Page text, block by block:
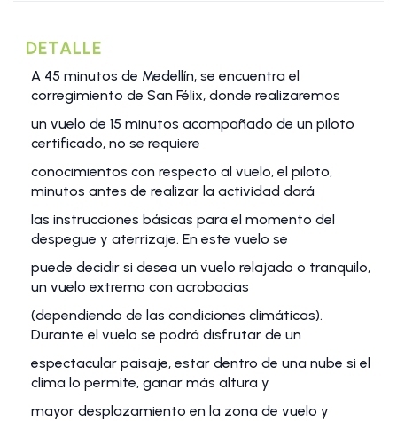
DETALLE
A 45 minutos de Medellín, se encuentra el
corregimiento de San Félix, donde realizaremos
un vuelo de 15 minutos acompañado de un piloto
certificado, no se requiere
conocimientos con respecto al vuelo, el piloto,
minutos antes de realizar la actividad dará
las instrucciones básicas para el momento del
despegue y aterrizaje. En este vuelo se
puede decidir si desea un vuelo relajado o tranquilo,
un vuelo extremo con acrobacias
(dependiendo de las condiciones climáticas).
Durante el vuelo se podrá disfrutar de un
espectacular paisaje, estar dentro de una nube si el
clima lo permite, ganar más altura y
mayor desplazamiento en la zona de vuelo y